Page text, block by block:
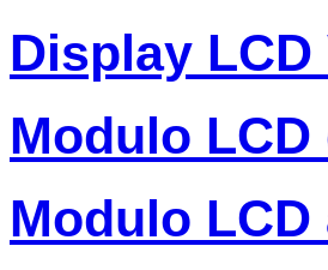
Display LCD
Modulo
Modulo